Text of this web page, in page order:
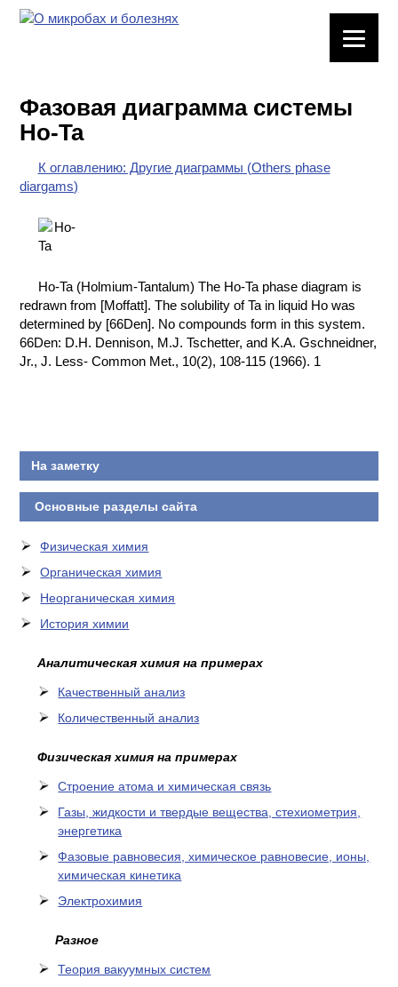
ХИМИЧЕСКАЯ
ПОСУДА
ВРЕДНЫЕ
ФАКТОРЫ
ХИМИЯ НА
ПРОИЗВОДСТВЕ
И ХИМИЧЕСКАЯ
Фазовая диаграмма системы
Ho-Ta
К оглавлению: Другие диаграммы (Others phase
diargams)
Ho-Ta (Holmium-Tantalum) The Ho-Ta phase diagram is
redrawn from [Moffatt]. The solubility of Ta in liquid Ho was
determined by [66Den]. No compounds form in this system.
66Den: D.H. Dennison, M.J. Tschetter, and K.A. Gschneidner,
Jr., J. Less- Common Met., 10(2), 108-115 (1966). 1
На заметку
Основные разделы сайта
Физическая химия
Органическая химия
Неорганическая химия
История химии
Аналитическая химия на примерах
Качественный анализ
Количественный анализ
Физическая химия на примерах
Cтроение атома и химическая связь
Газы, жидкости и твердые вещества, стехиометрия,
энергетика
Фазовые равновесия, химическое равновесие, ионы,
химическая кинетика
Электрохимия
Разное
Теория вакуумных систем